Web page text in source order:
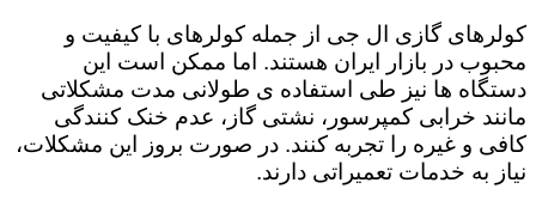
کولرهای گازی ال جی از جمله کولرهای با کیفیت و
محبوب در بازار ایران هستند. اما ممکن است این
دستگاه ها نیز طی استفاده ی طولانی مدت مشکلاتی
مانند خرابی کمپرسور، نشتی گاز، عدم خنک کنندگی
کافی و غیره را تجربه کنند. در صورت بروز این مشکلات،
نیاز به خدمات تعمیراتی دارند.